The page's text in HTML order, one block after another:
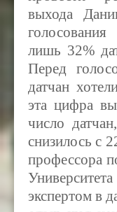
выхода
лишь 32%
Перед
датчан
эта цифра
число
снизилось с
профессора
экспертом в